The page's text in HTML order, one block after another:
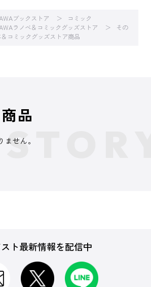
ブックストア
コミック
ラノベ＆コミックグッズストア
その
コミックグッズストア商品
品
せん。
ト最新情報を配信中